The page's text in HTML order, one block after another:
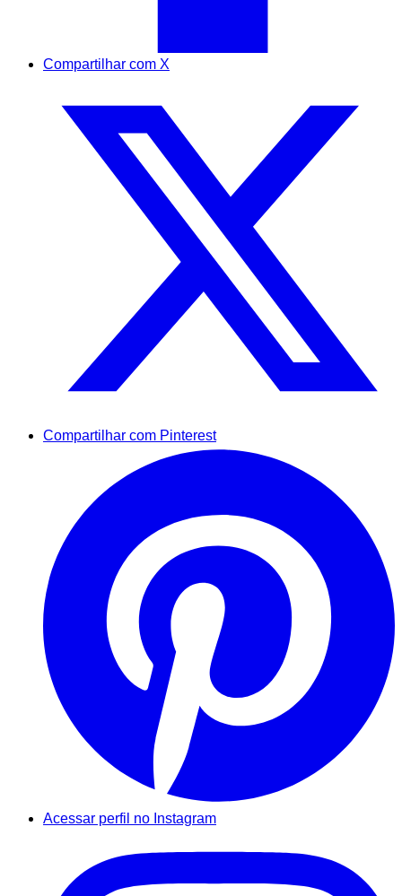
Compartilhar com X
Compartilhar com Pinterest
Acessar perfil no Instagram